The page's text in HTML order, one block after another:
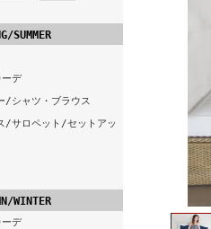
SUMMER
デ
/シャツ・ブラウス
/サロペット/セットアッ
WINTER
デ